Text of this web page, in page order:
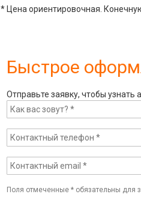
* Цена ориентировочная.
Быстрое
Отправьте заявку, чтобы узнать
Поля отмеченные *обязательны для